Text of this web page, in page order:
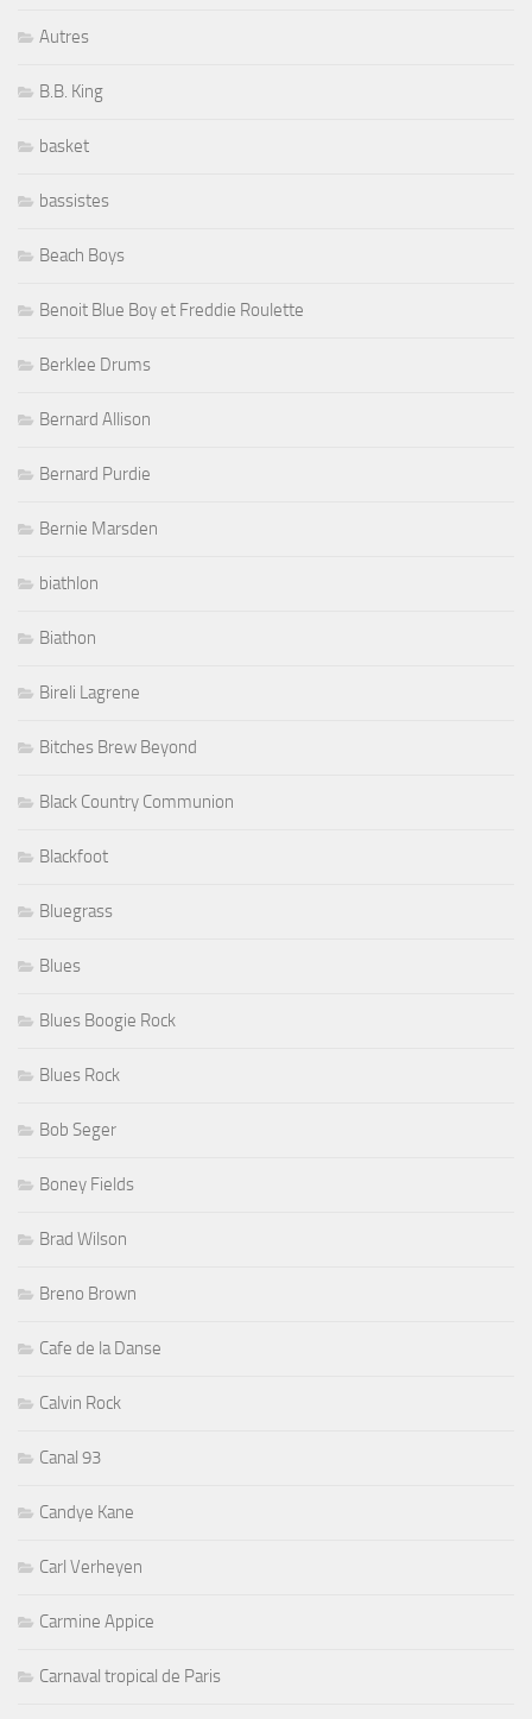
Autres
B.B. King
basket
bassistes
Beach Boys
Benoit Blue Boy et Freddie Roulette
Berklee Drums
Bernard Allison
Bernard Purdie
Bernie Marsden
biathlon
Biathon
Bireli Lagrene
Bitches Brew Beyond
Black Country Communion
Blackfoot
Bluegrass
Blues
Blues Boogie Rock
Blues Rock
Bob Seger
Boney Fields
Brad Wilson
Breno Brown
Cafe de la Danse
Calvin Rock
Canal 93
Candye Kane
Carl Verheyen
Carmine Appice
Carnaval tropical de Paris